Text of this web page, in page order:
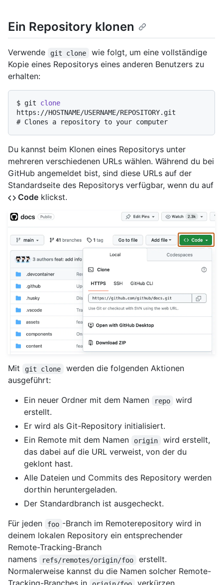
Ein Repository klonen
Verwende git clone
wie folgt, um eine vollständige
Kopie eines Repositorys eines anderen Benutzers zu
erhalten:
$ git clone
https://HOSTNAME/USERNAME/REPOSITORY.git
# Clones a repository to your computer
Du kannst beim Klonen eines Repositorys unter
mehreren verschiedenen URLs wählen. Während du bei
GitHub angemeldet bist, sind diese URLs auf der
Standardseite des Repositorys verfügbar, wenn du auf
Code klickst.
Mit git clone
werden die folgenden Aktionen
ausgeführt:
Ein neuer Ordner mit dem Namen
repo
wird
erstellt.
Er wird als Git-Repository initialisiert.
Ein Remote mit dem Namen
origin
wird erstellt,
das dabei auf die URL verweist, von der du
geklont hast.
Alle Dateien und Commits des Repository werden
dorthin heruntergeladen.
Der Standardbranch ist ausgecheckt.
Für jeden
foo -Branch im Remoterepository wird in
deinem lokalen Repository ein entsprechender
Remote-Tracking-Branch
namens
refs/remotes/origin/foo
erstellt.
Normalerweise kannst du die Namen solcher Remote-